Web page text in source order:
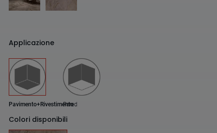
Applicazione
Pavimento+Rivestimento
Pared
Colori disponibili